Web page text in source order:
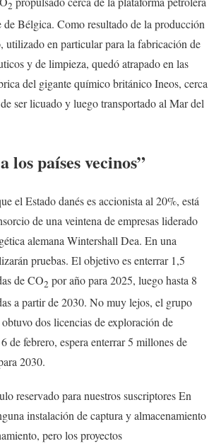
2
Bélgica. Como resultado de la producción
utilizado en particular para la fabricación de
y de limpieza, quedó atrapado en las
del gigante químico británico Ineos, cerca
ser licuado y luego transportado al Mar del
los países vecinos”
el Estado danés es accionista al 20%, está
de una veintena de empresas liderado
alemana Wintershall Dea. En una
pruebas. El objetivo es enterrar 1,5
de CO2 por año para 2025, luego hasta 8
a partir de 2030. No muy lejos, el grupo
dos licencias de exploración de
de febrero, espera enterrar 5 millones de
2030.
reservado para nuestros suscriptoresEn
instalación de captura y almacenamiento
pero los proyectos